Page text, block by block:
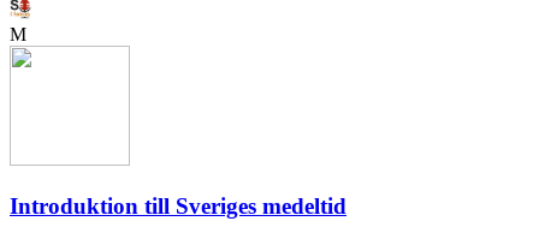
M
Introduktion till Sveriges medeltid